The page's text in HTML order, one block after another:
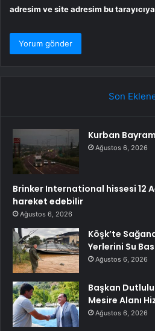
adresim ve site adresim bu
Son
Kurban
Ağustos 6, 2026
Brinker International hissesi 12
hareket edebilir
Ağustos 6, 2026
Köşk’te
Yerlerini Su
Ağustos 6, 2026
Başkan
Mesire Alanı
Ağustos 6, 2026